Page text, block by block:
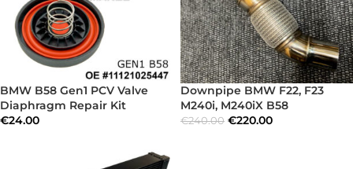
BMW B58 Gen1 PCV Valve
Diaphragm Repair Kit
€24.00
Downpipe BMW F22, F23
M240i, M240iX B58
€240.00 €220.00